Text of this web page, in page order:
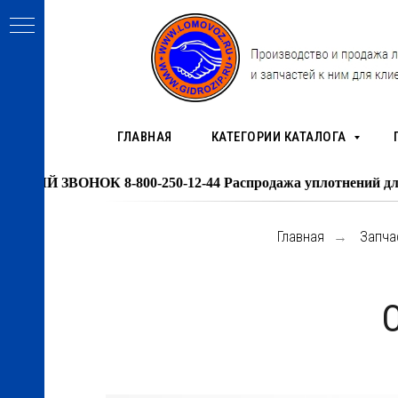
ГЛАВНАЯ КАТЕГОРИИ КАТАЛОГА
8-800-250-12-44 Распродажа уплотнений для
Главная →